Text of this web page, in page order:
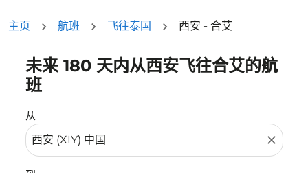
主页 航班 飞往泰国 西安 - 合艾
未来 180 天内从西安飞往合艾的航
班
从
close
没有符合您的筛选条件的机票。请调整您的筛选条件。